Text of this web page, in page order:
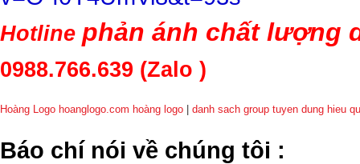
Hotline phản ánh chất lượng
0988.766.639 (Zalo )
Hoàng Logo hoanglogo.com hoàng logo danh sach group tuyen dung hieu
​Báo chí nói về chúng tôi :